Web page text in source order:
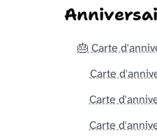
🎂 Carte
Carte
Carte
Carte